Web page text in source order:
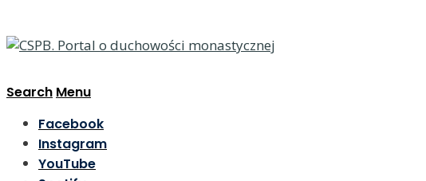
Search Menu
Facebook
Instagram
YouTube